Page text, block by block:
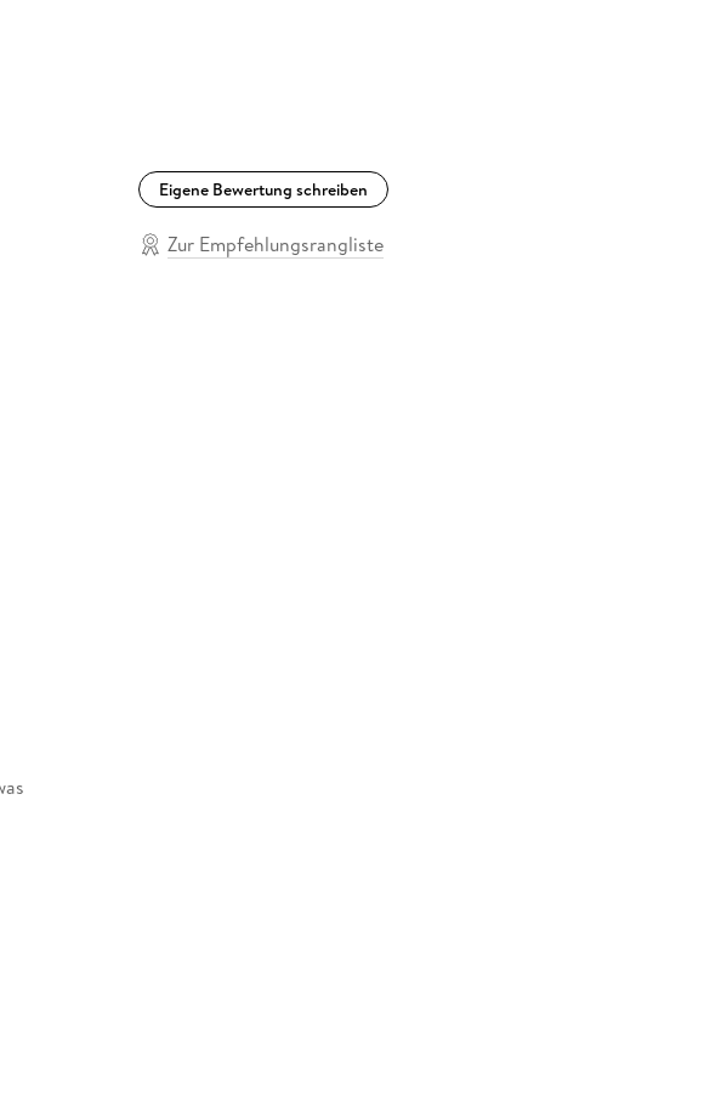
Eigene Bewertung schreiben
Zur Empfehlungsrangliste